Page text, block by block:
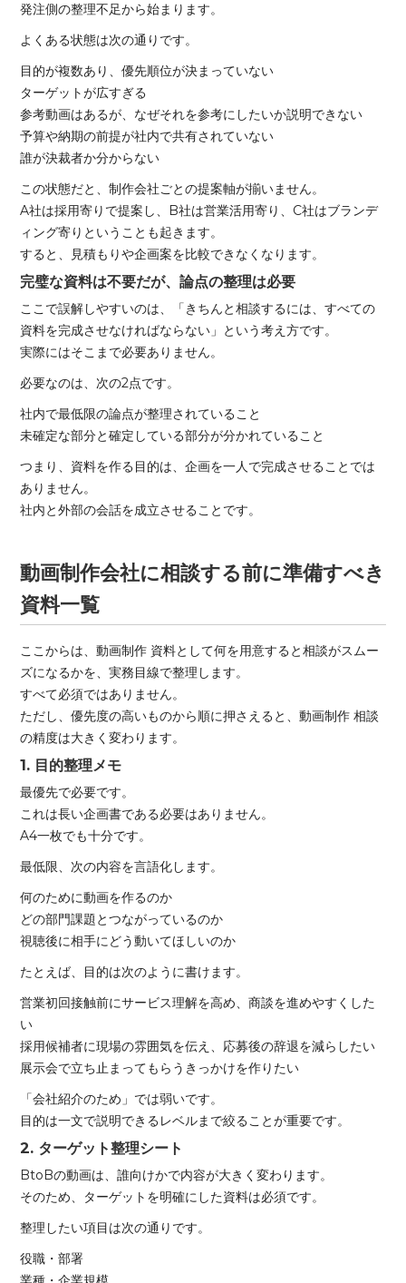
発注側の整理不足から始まります。
よくある状態は次の通りです。
目的が複数あり、優先順位が決まっていない
ターゲットが広すぎる
参考動画はあるが、なぜそれを参考にしたいか説明できない
予算や納期の前提が社内で共有されていない
誰が決裁者か分からない
この状態だと、制作会社ごとの提案軸が揃いません。
A社は採用寄りで提案し、B社は営業活用寄り、C社はブランデ
ィング寄りということも起きます。
すると、見積もりや企画案を比較できなくなります。
完璧な資料は不要だが、論点の整理は必要
ここで誤解しやすいのは、「きちんと相談するには、すべての
資料を完成させなければならない」という考え方です。
実際にはそこまで必要ありません。
必要なのは、次の2点です。
社内で最低限の論点が整理されていること
未確定な部分と確定している部分が分かれていること
つまり、資料を作る目的は、企画を一人で完成させることでは
ありません。
社内と外部の会話を成立させることです。
動画制作会社に相談する前に準備すべき
資料一覧
ここからは、動画制作 資料として何を用意すると相談がスムー
ズになるかを、実務目線で整理します。
すべて必須ではありません。
ただし、優先度の高いものから順に押さえると、動画制作 相談
の精度は大きく変わります。
1. 目的整理メモ
最優先で必要です。
これは長い企画書である必要はありません。
A4一枚でも十分です。
最低限、次の内容を言語化します。
何のために動画を作るのか
どの部門課題とつながっているのか
視聴後に相手にどう動いてほしいのか
たとえば、目的は次のように書けます。
営業初回接触前にサービス理解を高め、商談を進めやすくした
い
採用候補者に現場の雰囲気を伝え、応募後の辞退を減らしたい
展示会で立ち止まってもらうきっかけを作りたい
「会社紹介のため」では弱いです。
目的は一文で説明できるレベルまで絞ることが重要です。
2. ターゲット整理シート
BtoBの動画は、誰向けかで内容が大きく変わります。
そのため、ターゲットを明確にした資料は必須です。
整理したい項目は次の通りです。
役職・部署